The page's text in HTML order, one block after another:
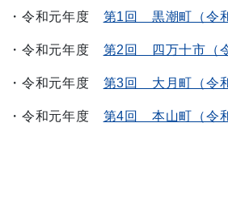
・令和元年度 第1回 黒潮町（令
・令和元年度 第2回 四万十市（
・令和元年度 第3回 大月町（令
・令和元年度 第4回 本山町（令